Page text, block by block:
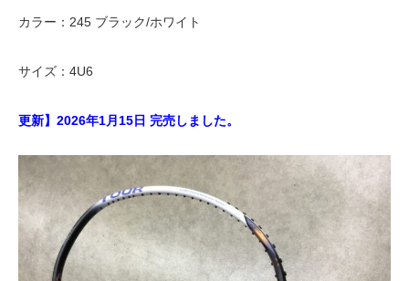
カラー：245 ブラック/ホワイト
サイズ：4U6
更新】2026年1月15日 完売しました。